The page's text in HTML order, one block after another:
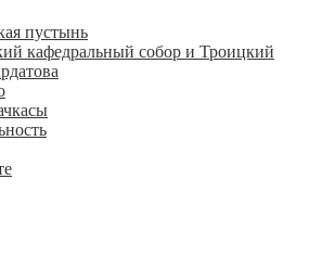
пустынь
кафедральный собор и Троицкий